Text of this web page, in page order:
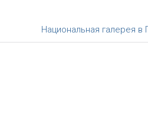
Национальная галерея в